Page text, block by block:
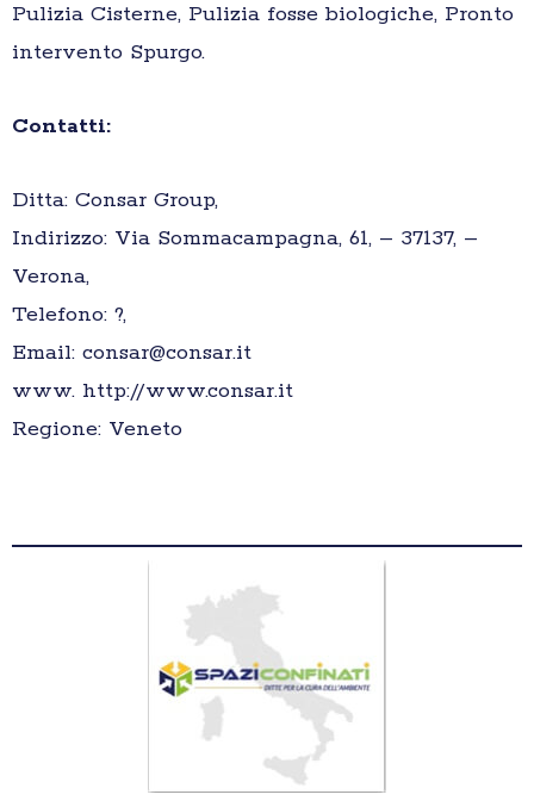
Pulizia Cisterne, Pulizia fosse biologiche, Pronto
intervento Spurgo.
Contatti:
Ditta: Consar Group,
Indirizzo: Via Sommacampagna, 61, – 37137, –
Verona,
Telefono: ?,
Email: consar@consar.it
www. http://www.consar.it
Regione: Veneto